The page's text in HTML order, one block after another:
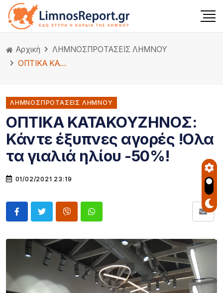
Αρχική ΛΗΜΝΟΣΠΡΟΤΑΣΕΙΣ ΛΗΜΝΟΥ
ΟΠΤΙΚΑ ΚΑΤΑΚΟΥΖΗΝΟΣ: Κάντε έξυπνες αγορές !Ολα τα γιαλιά ηλίου -50%!
ΛΗΜΝΟΣΠΡΟΤΑΣΕΙΣ ΛΗΜΝΟΥ
ΟΠΤΙΚΑ ΚΑΤΑΚΟΥΖΗΝΟΣ:
Κάντε έξυπνες αγορές !Ολα
τα γιαλιά ηλίου -50%!
01/02/2021 23:19